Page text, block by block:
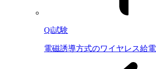
Qi試験
電磁誘導方式のワイヤレス給電